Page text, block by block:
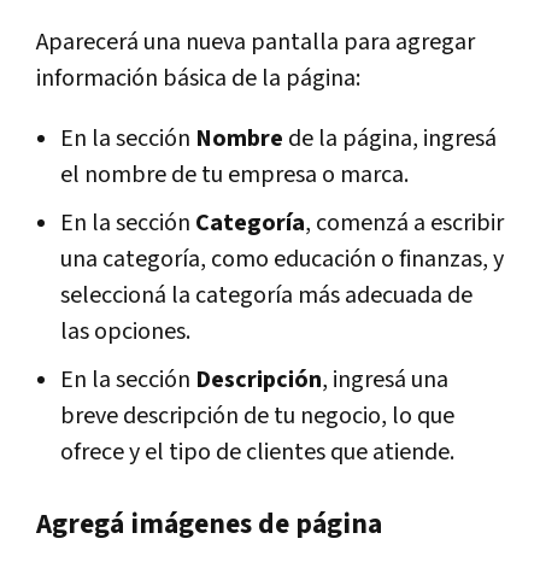
Aparecerá una nueva pantalla para agregar
información básica de la página:
En la sección Nombre de la página, ingresá
el nombre de tu empresa o marca.
En la sección Categoría, comenzá a escribir
una categoría, como educación o finanzas, y
seleccioná la categoría más adecuada de
las opciones.
En la sección Descripción, ingresá una
breve descripción de tu negocio, lo que
ofrece y el tipo de clientes que atiende.
Agregá imágenes de página